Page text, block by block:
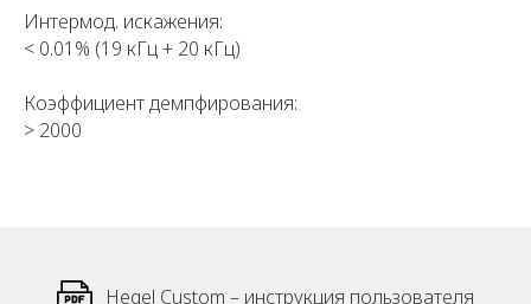
Интермод. искажения:
< 0.01% (19 кГц + 20 кГц)
Коэффициент демпфирования:
> 2000
Hegel Custom – инструкция пользователя